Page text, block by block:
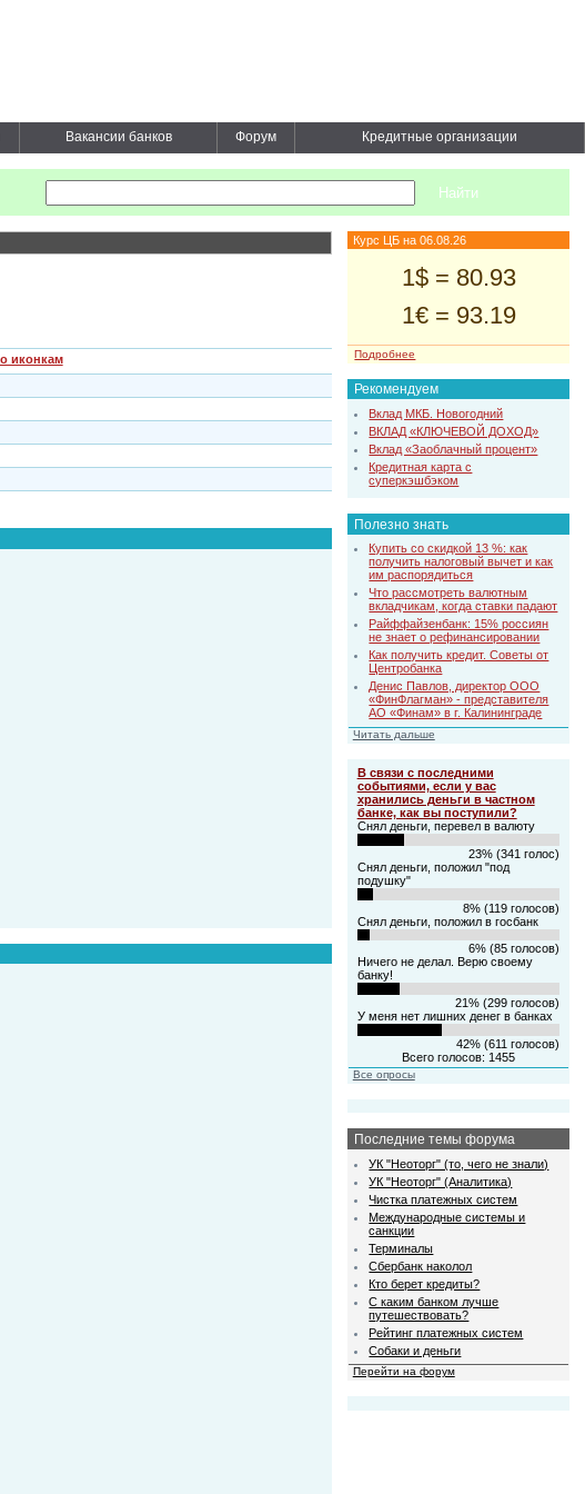
Вакансии банков Форум Кредитные организации
Курс ЦБ на 06.08.26
1$ = 80.93
1€ = 93.19
Подробнее
Рекомендуем
Вклад МКБ. Новогодний
ВКЛАД «КЛЮЧЕВОЙ ДОХОД»
Вклад «Заоблачный процент»
Кредитная карта с
суперкэшбэком
Полезно знать
Купить со скидкой 13 %: как
получить налоговый вычет и как
им распорядиться
Что рассмотреть валютным
вкладчикам, когда ставки падают
Райффайзенбанк: 15% россиян
не знает о рефинансировании
Как получить кредит. Советы от
Центробанка
Денис Павлов, директор ООО
«ФинФлагман» - представителя
АО «Финам» в г. Калининграде
Читать дальше
В связи с последними
событиями, если у вас
хранились деньги в частном
банке, как вы поступили?
Снял деньги, перевел в валюту
23% (341 голос)
Снял деньги, положил "под
подушку"
8% (119 голосов)
Снял деньги, положил в госбанк
6% (85 голосов)
Ничего не делал. Верю своему
банку!
21% (299 голосов)
У меня нет лишних денег в банках
42% (611 голосов)
Всего голосов: 1455
Все опросы
Последние темы форума
УК "Неоторг" (то, чего не знали)
УК "Неоторг" (Аналитика)
Чистка платежных систем
Международные системы и
санкции
Терминалы
Сбербанк наколол
Кто берет кредиты?
С каким банком лучше
путешествовать?
Рейтинг платежных систем
Собаки и деньги
Перейти на форум